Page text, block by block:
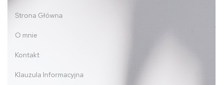
Strona Główna
O mnie
Kontakt
Klauzula Informacyjna